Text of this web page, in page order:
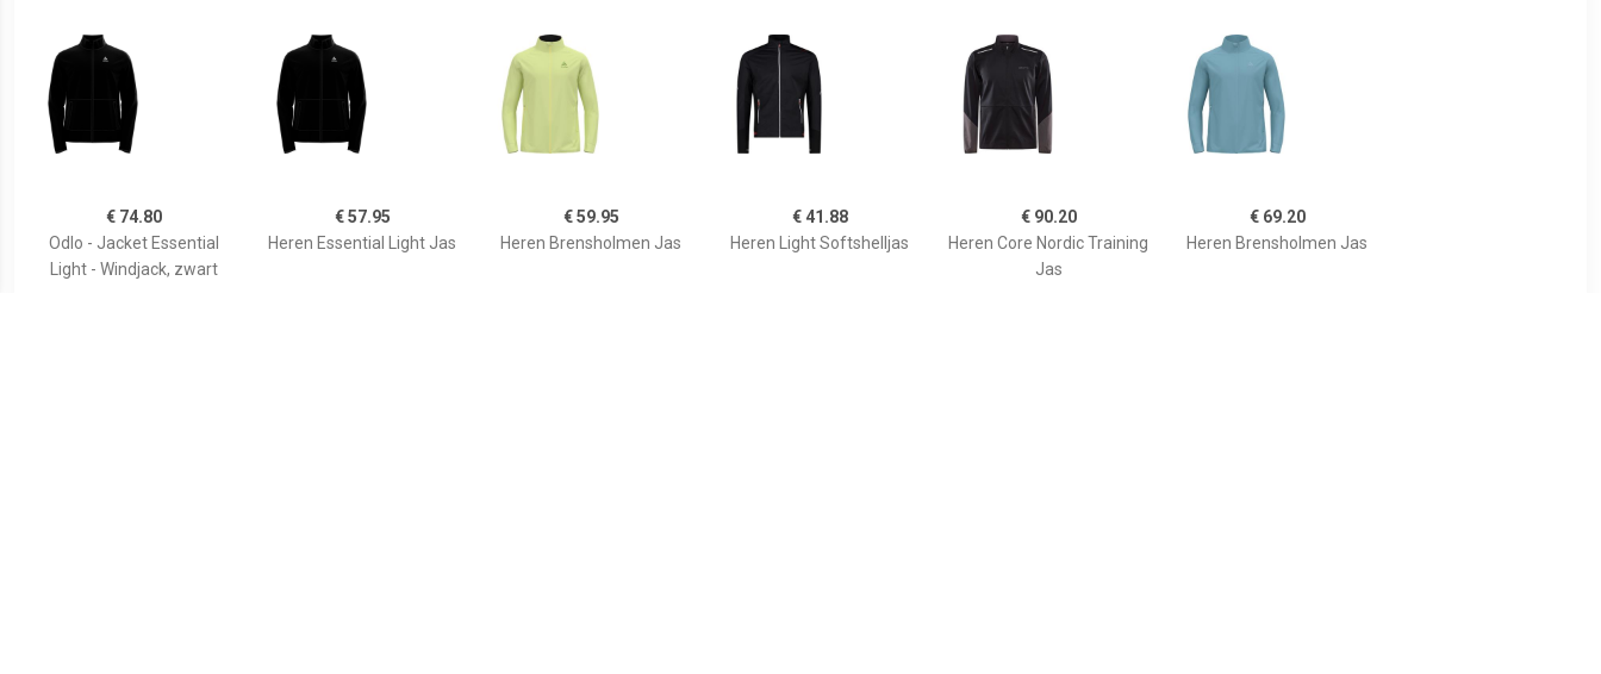
€ 74.80
Odlo - Jacket Essential
Light - Windjack, zwart
€ 57.95
Heren Essential Light Jas
€ 59.95
Heren Brensholmen Jas
€ 41.88
Heren Light Softshelljas
€ 90.20
Heren Core Nordic Training
Jas
€ 69.20
Heren Brensholmen Jas